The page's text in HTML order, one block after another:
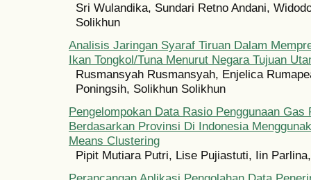
Sri Wulandika, Sundari Retno Andani,
Solikhun
Analisis Jaringan Syaraf Tiruan Dalam
Ikan Tongkol/Tuna Menurut Negara Tujuan
Rusmansyah Rusmansyah, Enjelica
Poningsih, Solikhun Solikhun
Pengelompokan Data Rasio Penggunaan Gas
Berdasarkan Provinsi Di Indonesia
Means Clustering
Pipit Mutiara Putri, Lise Pujiastuti, Iin